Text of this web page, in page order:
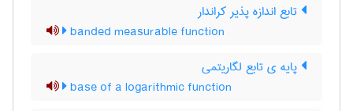
تابع اندازه پذیر کراندار
banded measurable function
پایه ی تابع لگاریتمی
base of a logarithmic function